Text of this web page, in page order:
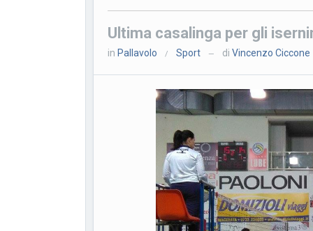
Ultima casalinga per gli
in Pallavolo / Sport — di Vincenzo Ciccone